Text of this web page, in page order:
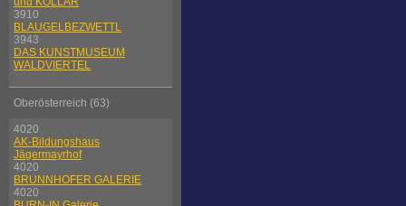
3910
BLAUGELBEZWETTL
3943
DAS KUNSTMUSEUM
WALDVIERTEL
Oberösterreich (63)
4020
AK-Bildungshaus
Jägermayrhof
4020
BRUNNHOFER GALERIE
4020